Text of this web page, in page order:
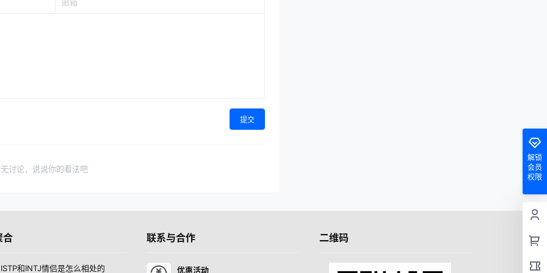
提交
讨论，说说你的看法吧
解锁
会员
权限
合
ISTP和INTJ情侣是怎么相处的
联系与合作
优惠活动
二维码